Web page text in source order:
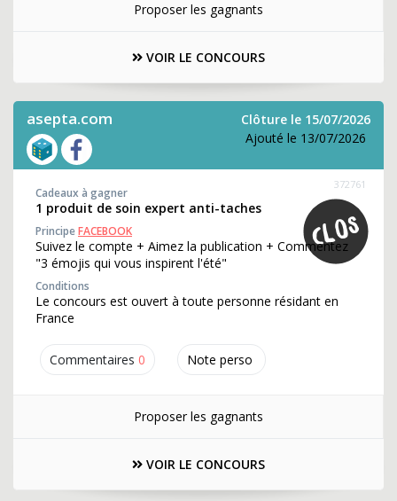
Proposer les gagnants
VOIR LE CONCOURS
asepta.com
Clôture le 15/07/2026
Ajouté le 13/07/2026
Commentaires 0 Note perso
372761
Cadeaux à gagner
1 produit de soin expert anti-taches
PrincipeFACEBOOK
Suivez le compte + Aimez la publication + Commentez
"3 émojis qui vous inspirent l'été"
Conditions
Le concours est ouvert à toute personne résidant en
France
Proposer les gagnants
VOIR LE CONCOURS